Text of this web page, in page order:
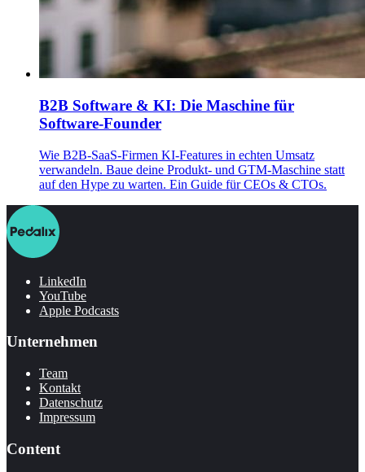
B2B Software & KI: Die Maschine für
Software-Founder
Wie B2B-SaaS-Firmen KI-Features in echten Umsatz
verwandeln. Baue deine Produkt- und GTM-Maschine statt
auf den Hype zu warten. Ein Guide für CEOs & CTOs.
LinkedIn
YouTube
Apple Podcasts
Unternehmen
Team
Kontakt
Datenschutz
Impressum
Content